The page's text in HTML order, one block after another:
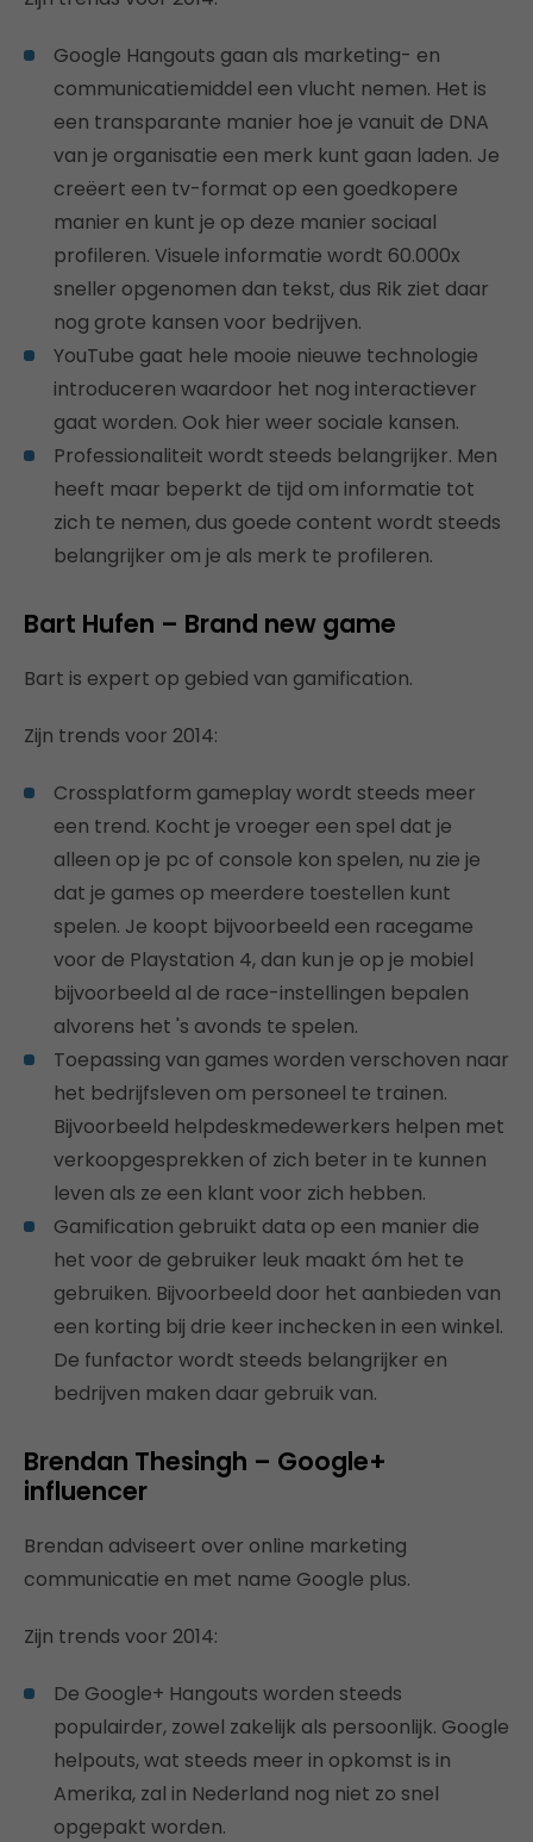
Google Hangouts gaan als marketing- en
communicatiemiddel een vlucht nemen. Het is
een transparante manier hoe je vanuit de DNA
van je organisatie een merk kunt gaan laden. Je
creëert een tv-format op een goedkopere
manier en kunt je op deze manier sociaal
profileren. Visuele informatie wordt 60.000x
sneller opgenomen dan tekst, dus Rik ziet daar
nog grote kansen voor bedrijven.
YouTube gaat hele mooie nieuwe technologie
introduceren waardoor het nog interactiever
gaat worden. Ook hier weer sociale kansen.
Professionaliteit wordt steeds belangrijker. Men
heeft maar beperkt de tijd om informatie tot
zich te nemen, dus goede content wordt steeds
belangrijker om je als merk te profileren.
Bart Hufen – Brand new game
Bart is expert op gebied van gamification.
Zijn trends voor 2014:
Crossplatform gameplay wordt steeds meer
een trend. Kocht je vroeger een spel dat je
alleen op je pc of console kon spelen, nu zie je
dat je games op meerdere toestellen kunt
spelen. Je koopt bijvoorbeeld een racegame
voor de Playstation 4, dan kun je op je mobiel
bijvoorbeeld al de race-instellingen bepalen
alvorens het 's avonds te spelen.
Toepassing van games worden verschoven naar
het bedrijfsleven om personeel te trainen.
Bijvoorbeeld helpdeskmedewerkers helpen met
verkoopgesprekken of zich beter in te kunnen
leven als ze een klant voor zich hebben.
Gamification gebruikt data op een manier die
het voor de gebruiker leuk maakt óm het te
gebruiken. Bijvoorbeeld door het aanbieden van
een korting bij drie keer inchecken in een winkel.
De funfactor wordt steeds belangrijker en
bedrijven maken daar gebruik van.
Brendan Thesingh – Google+
influencer
Brendan adviseert over online marketing
communicatie en met name Google plus.
Zijn trends voor 2014:
De Google+ Hangouts worden steeds
populairder, zowel zakelijk als persoonlijk. Google
helpouts, wat steeds meer in opkomst is in
Amerika, zal in Nederland nog niet zo snel
opgepakt worden.